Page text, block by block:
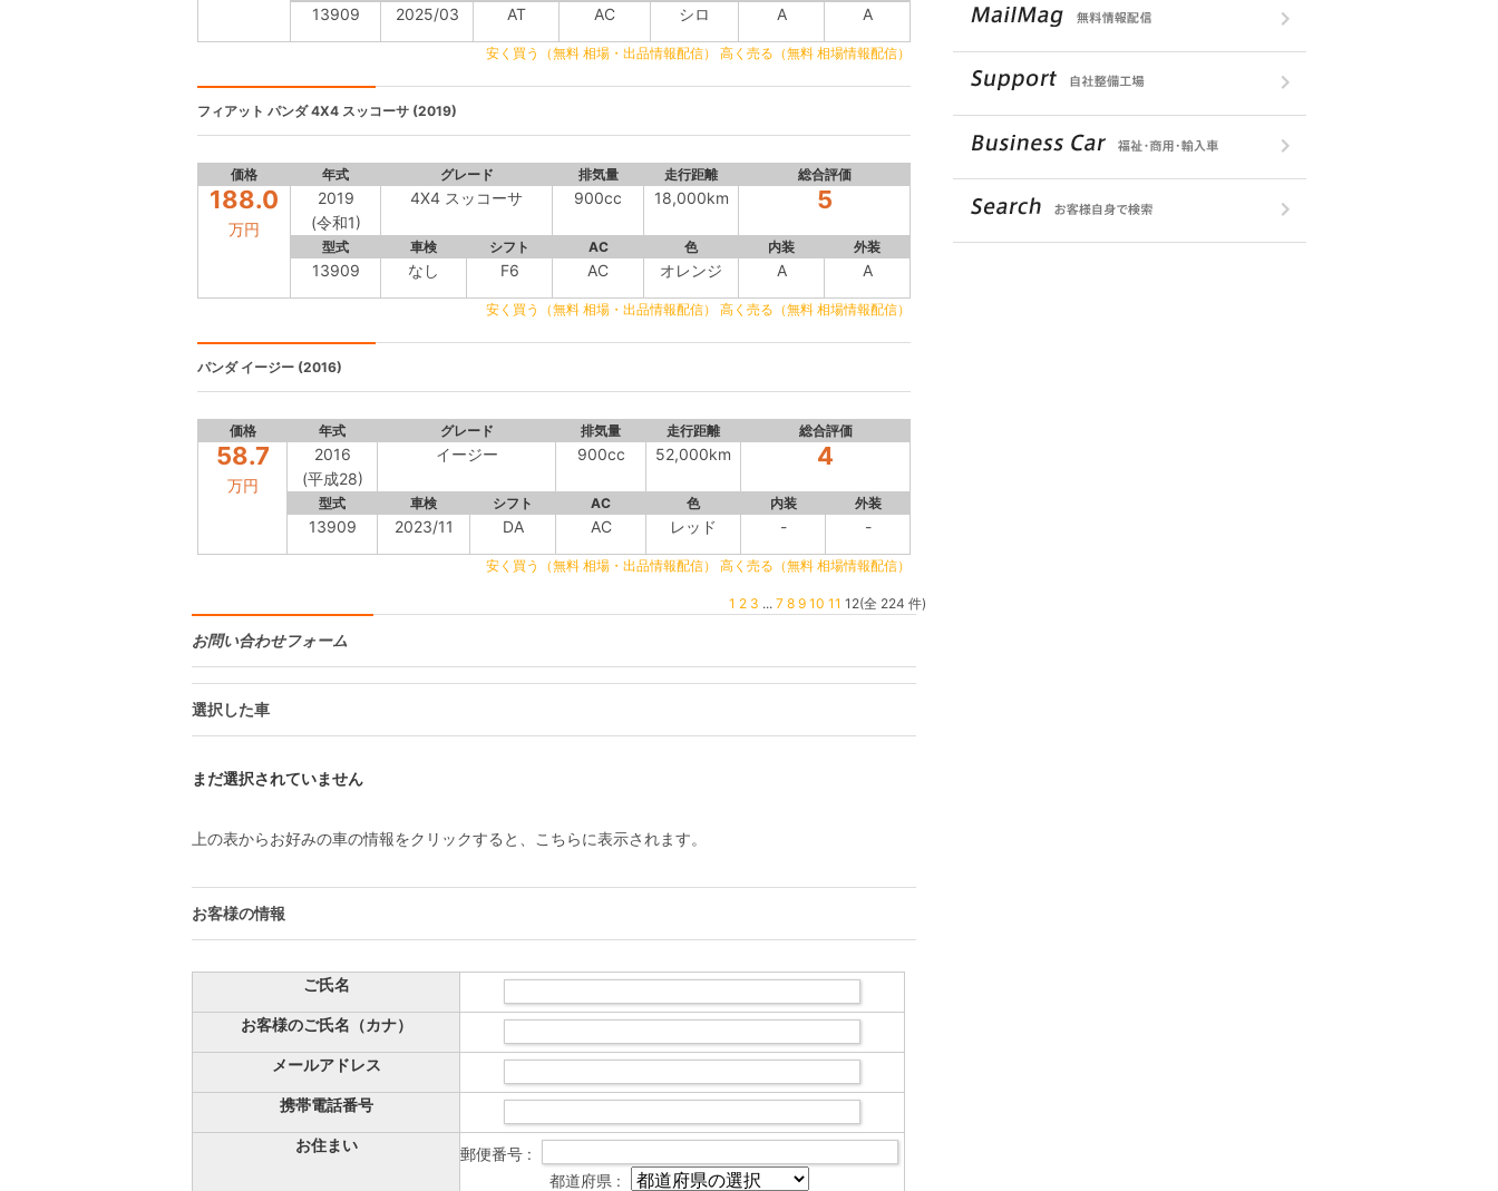
13909 2025/03 AT AC シロ A A
安く買う（無料 相場・出品情報配信） 高く売る（無料 相場情報配信）
フィアット パンダ4X4 スッコーサ (2019)
価格 年式 グレード 排気量 走行距離 総合評価
188.0
万円
2019
(令和1)
4X4 スッコーサ 900cc 18,000km 5
型式 車検 シフト AC 色 内装 外装
13909 なし F6 AC オレンジ A A
安く買う（無料 相場・出品情報配信） 高く売る（無料 相場情報配信）
パンダイージー (2016)
価格 年式 グレード 排気量 走行距離 総合評価
58.7
万円
2016
(平成28)
イージー 900cc 52,000km 4
型式 車検 シフト AC 色 内装 外装
13909 2023/11 DA AC レッド - -
安く買う（無料 相場・出品情報配信） 高く売る（無料 相場情報配信）
1 2 3 ... 7 8 9 10 11 12(全 224 件)
お問い合わせフォーム
選択した車
まだ選択されていません
上の表からお好みの車の情報をクリックすると、こちらに表示されます。
お客様の情報
ご氏名
お客様のご氏名（カナ）
メールアドレス
携帯電話番号
お住まい
郵便番号 :
都道府県 :